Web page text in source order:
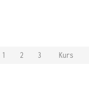
1 2 3
Kurs